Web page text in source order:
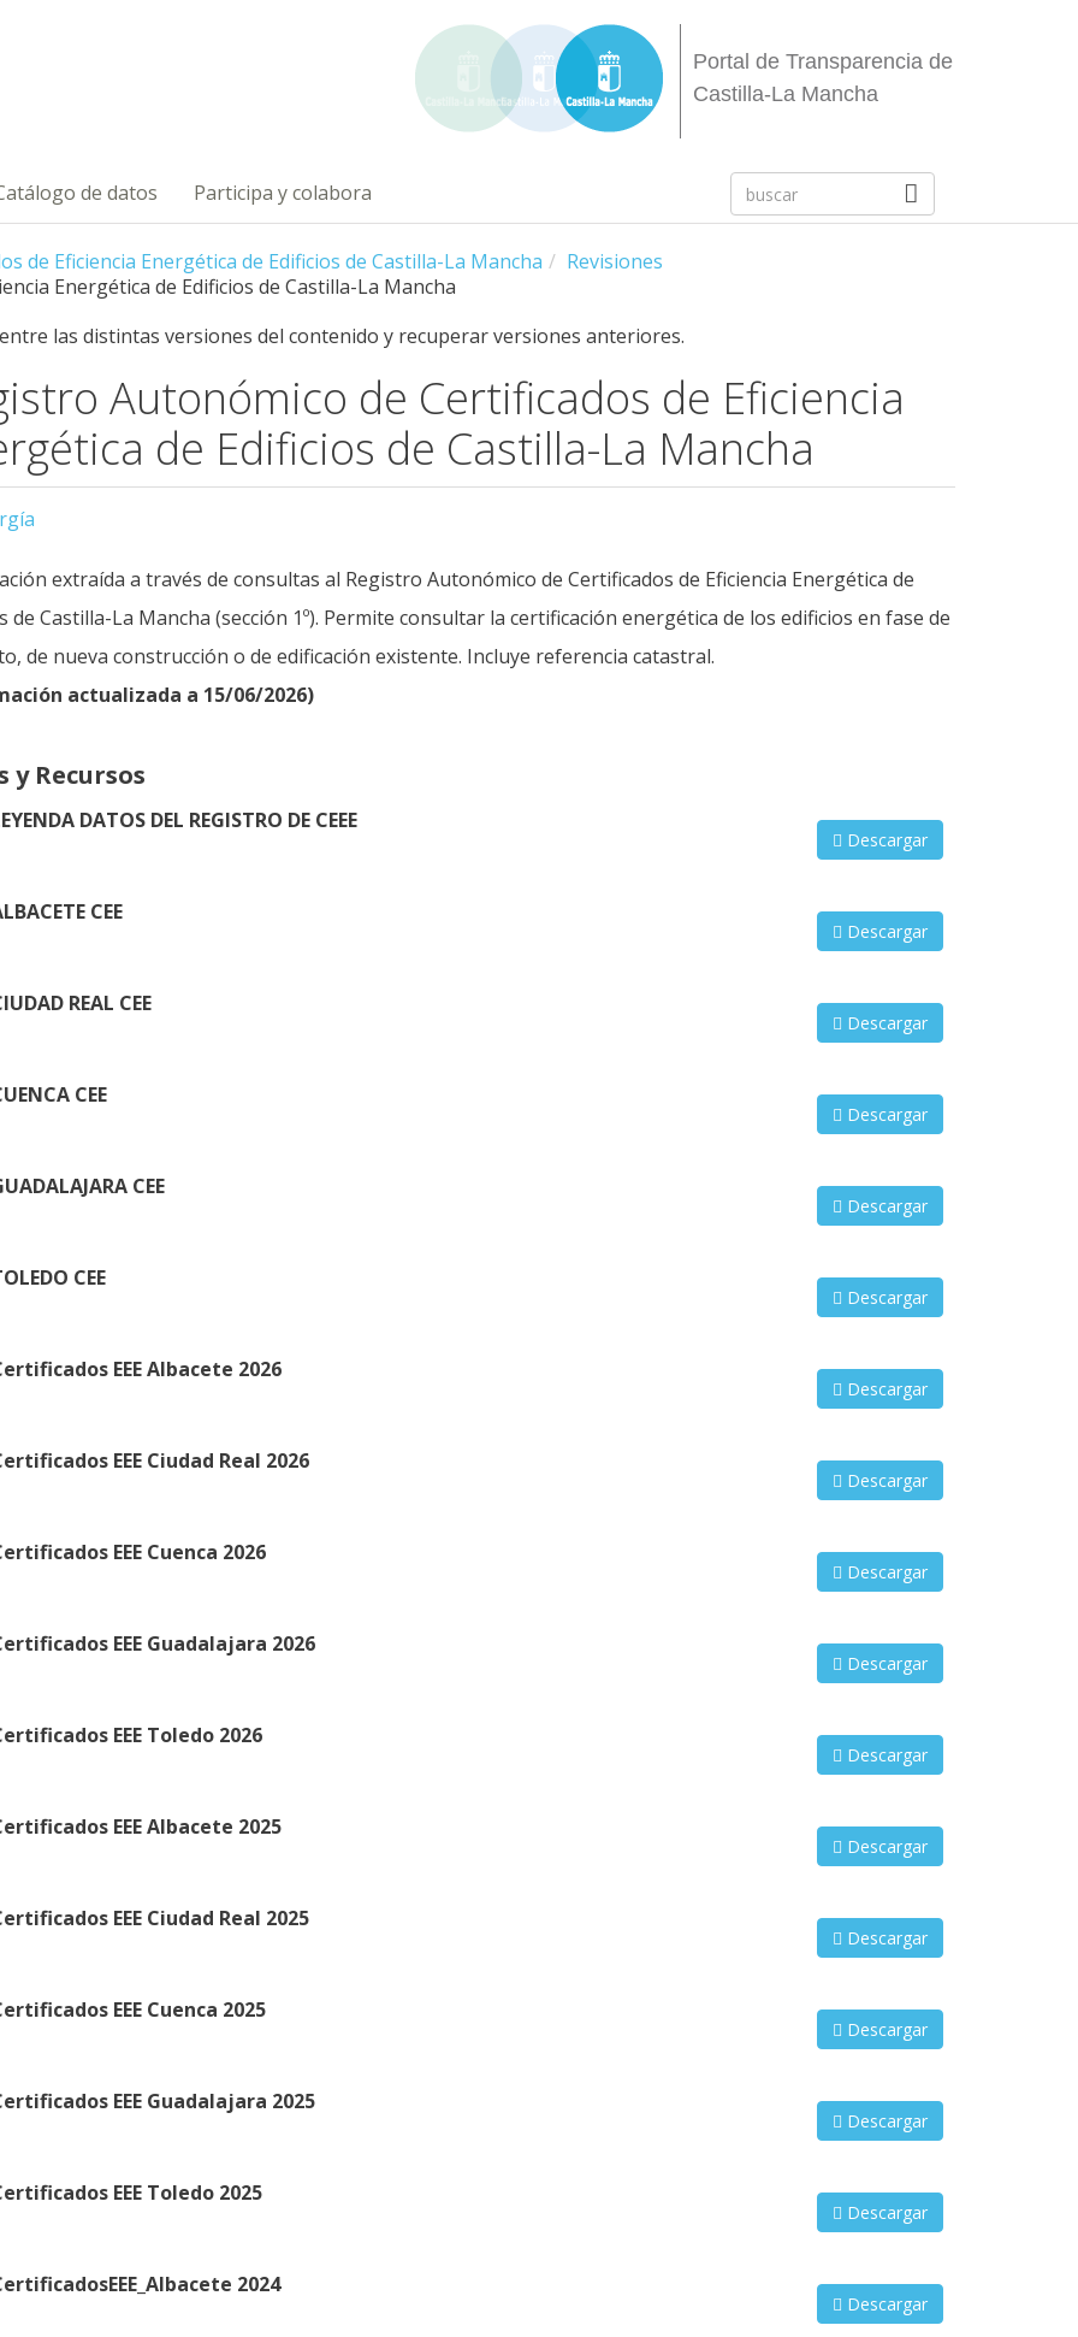
Portal de Transparencia de
Castilla-La Mancha
de datos Participa y colabora
de Eficiencia Energética de Edificios de Castilla-La Mancha
Revisiones
Energética de Edificios de Castilla-La Mancha
las distintas versiones del contenido y recuperar versiones anteriores.
Autonómico de Certificados de Eficiencia
de Edificios de Castilla-La Mancha
extraída a través de consultas al Registro Autonómico de Certificados de Eficiencia Energética de
de Castilla-La Mancha (sección 1º). Permite consultar la certificación energética de los edificios en fase de
de nueva construcción o de edificación existente. Incluye referencia catastral.
actualizada a 15/06/2026)
y Recursos
DATOS DEL REGISTRO DE CEEE
Descargar
CEE
Descargar
REAL CEE
Descargar
CEE
Descargar
CEE
Descargar
CEE
Descargar
EEE Albacete 2026
Descargar
EEE Ciudad Real 2026
Descargar
EEE Cuenca 2026
Descargar
EEE Guadalajara 2026
Descargar
EEE Toledo 2026
Descargar
EEE Albacete 2025
Descargar
EEE Ciudad Real 2025
Descargar
EEE Cuenca 2025
Descargar
EEE Guadalajara 2025
Descargar
EEE Toledo 2025
Descargar
2024
Descargar